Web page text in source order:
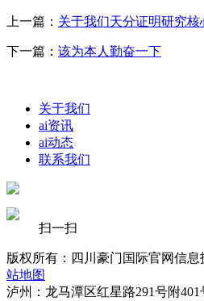
上一篇： 关于我们天分证明研究
下一篇： 该为本人勤奋一下
关于我们
ai资讯
ai动态
联系我们
扫一扫
版权所有：四川豪门国际官网信
站地图
泸州：龙马潭区红星路291号附401